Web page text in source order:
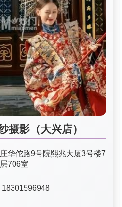
摄影（大兴店）
华佗路9号院熙兆大厦3号楼7
层706室
18301596948